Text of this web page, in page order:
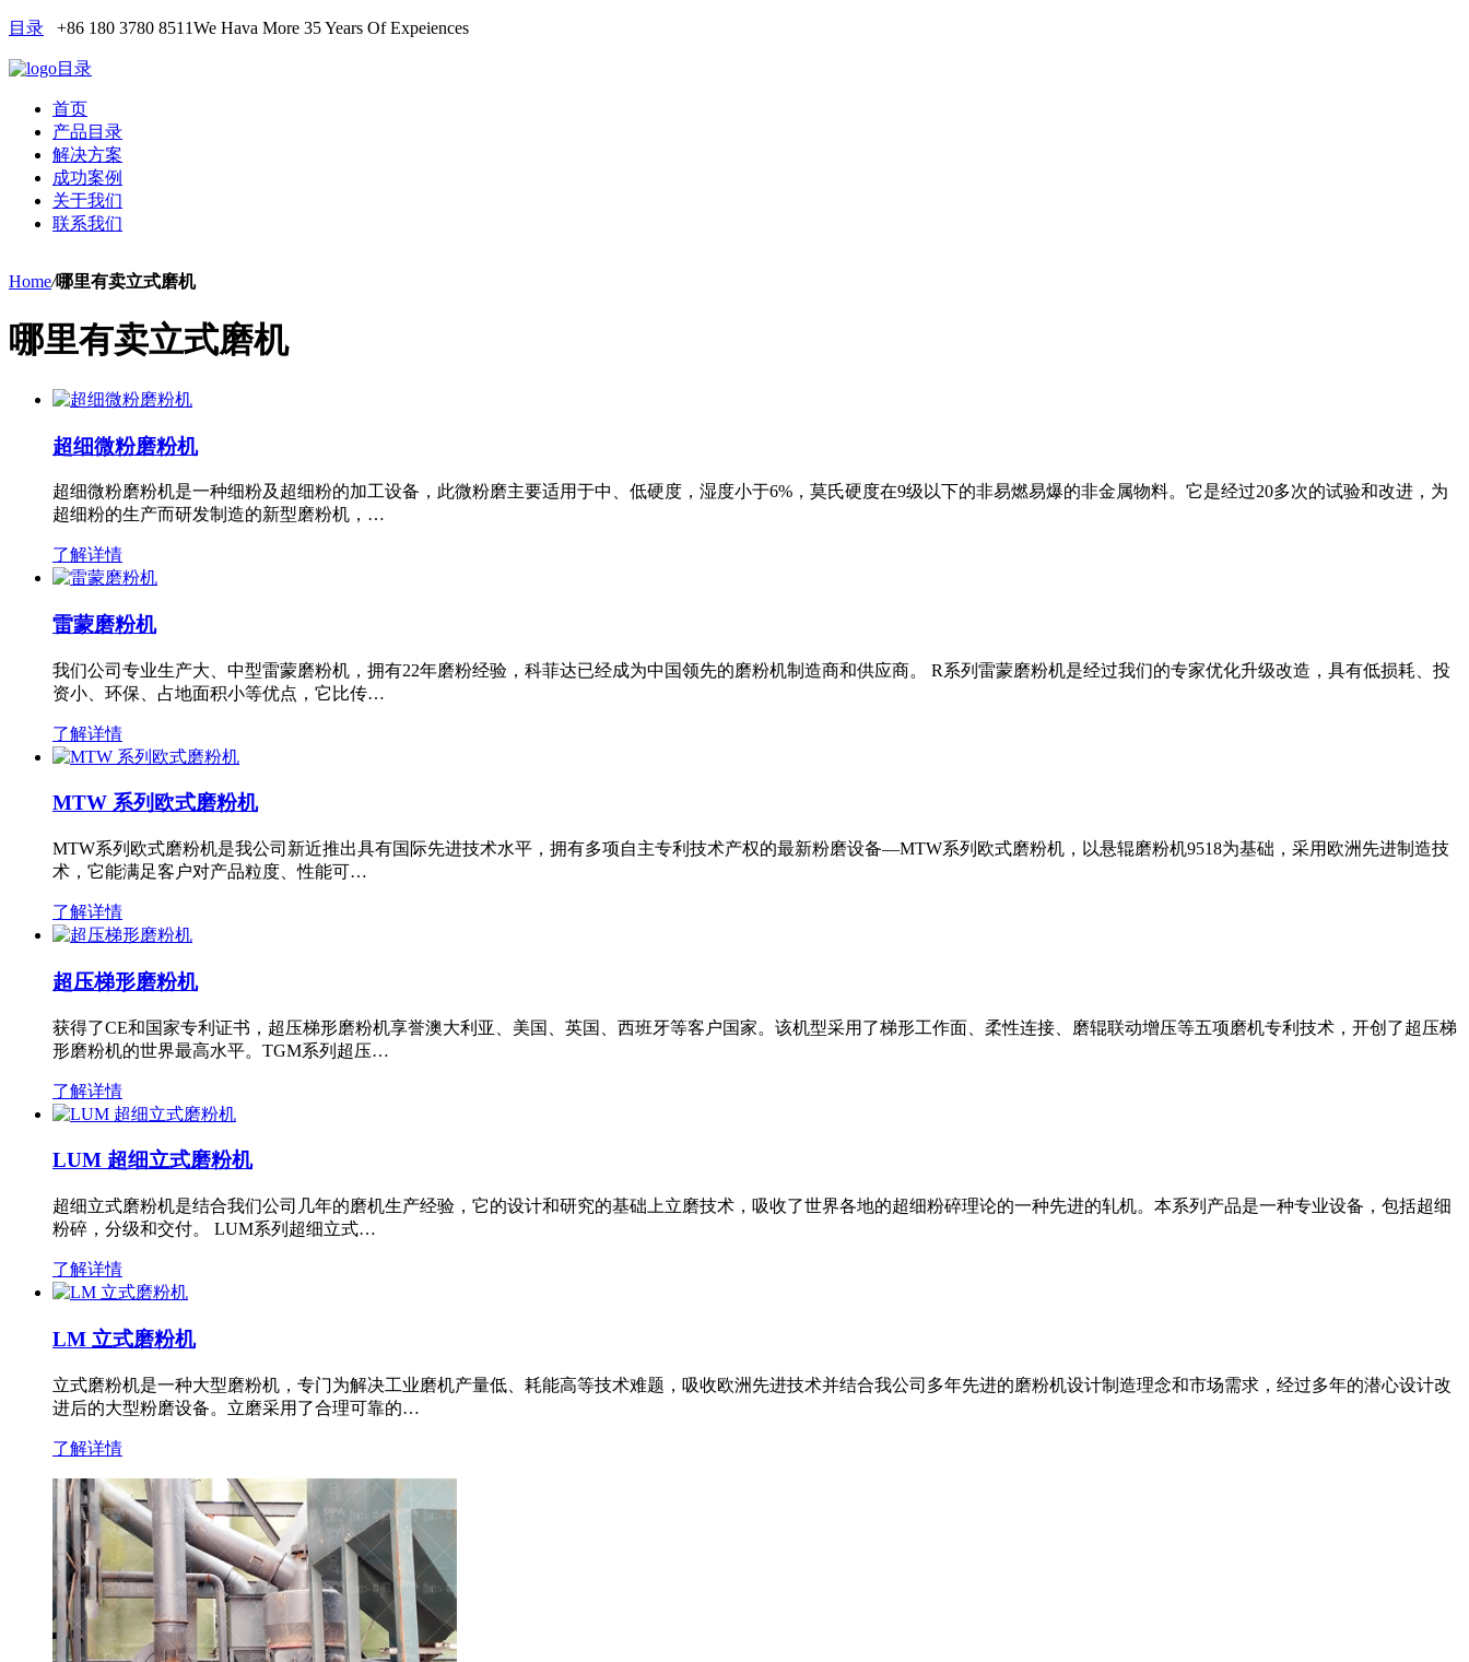
目录 +86 180 3780 8511We Hava More 35 Years Of Expeiences
目录
首页
产品目录
解决方案
成功案例
关于我们
联系我们
Home/哪里有卖立式磨机
哪里有卖立式磨机
超细微粉磨粉机
超细微粉磨粉机是一种细粉及超细粉的加工设备，此微粉磨主要适用于中、低硬度，湿度小于6%，莫氏硬度在9级以下的非易燃易爆的非金属物料。它是经过20多次的试验和改进，为
超细粉的生产而研发制造的新型磨粉机，…
了解详情
雷蒙磨粉机
我们公司专业生产大、中型雷蒙磨粉机，拥有22年磨粉经验，科菲达已经成为中国领先的磨粉机制造商和供应商。 R系列雷蒙磨粉机是经过我们的专家优化升级改造，具有低损耗、投
资小、环保、占地面积小等优点，它比传…
了解详情
MTW 系列欧式磨粉机
MTW系列欧式磨粉机是我公司新近推出具有国际先进技术水平，拥有多项自主专利技术产权的最新粉磨设备—MTW系列欧式磨粉机，以悬辊磨粉机9518为基础，采用欧洲先进制造技
术，它能满足客户对产品粒度、性能可…
了解详情
超压梯形磨粉机
获得了CE和国家专利证书，超压梯形磨粉机享誉澳大利亚、美国、英国、西班牙等客户国家。该机型采用了梯形工作面、柔性连接、磨辊联动增压等五项磨机专利技术，开创了超压梯
形磨粉机的世界最高水平。TGM系列超压…
了解详情
LUM 超细立式磨粉机
超细立式磨粉机是结合我们公司几年的磨机生产经验，它的设计和研究的基础上立磨技术，吸收了世界各地的超细粉碎理论的一种先进的轧机。本系列产品是一种专业设备，包括超细
粉碎，分级和交付。 LUM系列超细立式…
了解详情
LM 立式磨粉机
立式磨粉机是一种大型磨粉机，专门为解决工业磨机产量低、耗能高等技术难题，吸收欧洲先进技术并结合我公司多年先进的磨粉机设计制造理念和市场需求，经过多年的潜心设计改
进后的大型粉磨设备。立磨采用了合理可靠的…
了解详情